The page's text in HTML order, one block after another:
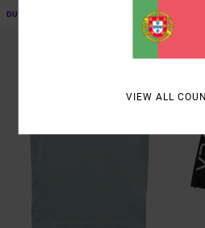
DUPLA PROMO 10% EXTRA
VIEW ALL